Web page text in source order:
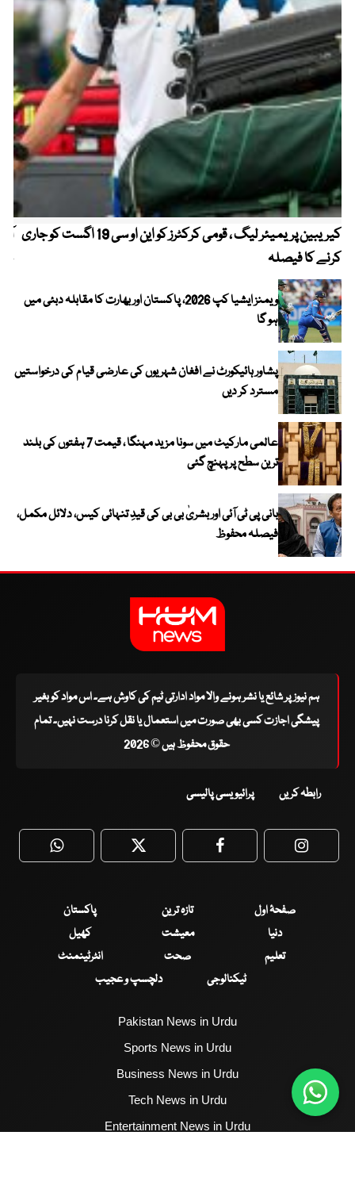
کیریبین پریمیئر لیگ ، قومی کرکٹرز کو این او سی 19 اگست کو جاری
کرنے کا فیصلہ
ویمنز ایشیا کپ 2026، پاکستان اور بھارت کا مقابلہ دبئی میں
ہو گا
پشاور ہائیکورٹ نے افغان شہریوں کی عارضی قیام کی درخواستیں
مسترد کر دیں
عالمی مارکیٹ میں سونا مزید مہنگا ، قیمت 7 ہفتوں کی بلند
ترین سطح پر پہنچ گئی
بانی پی ٹی آئی اور بشریٰ بی بی کی قیدِ تنہائی کیس، دلائل مکمل،
فیصلہ محفوظ
ہم نیوز پر شائع یا نشر ہونے والا مواد ادارتی ٹیم کی کاوش ہے۔ اس مواد کو بغیر
پیشگی اجازت کسی بھی صورت میں استعمال یا نقل کرنا درست نہیں۔ تمام
حقوق محفوظ ہیں © 2026
رابطہ کریں پرائیویسی پالیسی
WhatsApp Twitter Facebook
صفحۂ اول تازہ ترین
پاکستان
دنیا
معیشت
کھیل
تعلیم
صحت
انٹرٹینمنٹ
ٹیکنالوجی
دلچسپ و عجیب
Pakistan News in Urdu
Sports News in Urdu
Business News in Urdu
Tech News in Urdu
Entertainment News in Urdu